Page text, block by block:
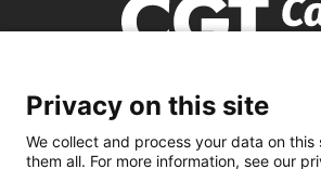
Privacy on this site
We collect and process your data on
them all. For more information, see our